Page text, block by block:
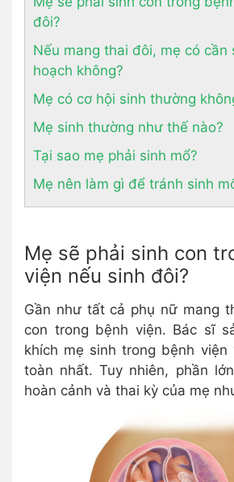
đôi?
Nếu mang thai đôi, mẹ có cần
hoạch không?
Mẹ có cơ hội sinh thường
Mẹ sinh thường như thế nào?
Tại sao mẹ phải sinh mổ?
Mẹ nên làm gì để tránh sinh
Mẹ sẽ phải sinh con
viện nếu sinh đôi?
Gần như tất cả phụ nữ mang
con trong bệnh viện. Bác sĩ
khích mẹ sinh trong bệnh
toàn nhất. Tuy nhiên, phần
hoàn cảnh và thai kỳ của mẹ